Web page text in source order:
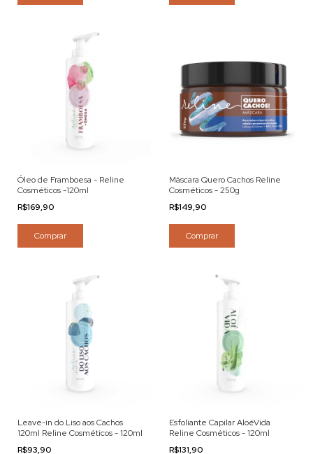
Óleo de Framboesa - Reline
Cosméticos -120ml
R$169,90
Comprar
Máscara Quero Cachos Reline
Cosméticos - 250g
R$149,90
Comprar
Leave-in do Liso aos Cachos
120ml Reline Cosméticos - 120ml
R$93,90
Esfoliante Capilar AloéVida
Reline Cosméticos - 120ml
R$131,90